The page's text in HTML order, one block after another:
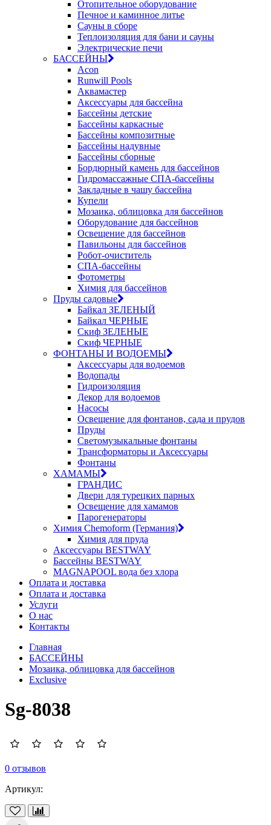
Отопительное оборудование
Печное и каминное литье
Сауны в сборе
Теплоизоляция для бани и сауны
Электрические печи
БАССЕЙНЫ
Acon
Runwill Pools
Аквамастер
Аксессуары для бассейна
Бассейны детские
Бассейны каркасные
Бассейны композитные
Бассейны надувные
Бассейны сборные
Бордюрный камень для бассейнов
Гидромассажные СПА-бассейны
Закладные в чашу бассейна
Купели
Мозаика, облицовка для бассейнов
Оборудование для бассейнов
Освещение для бассейнов
Павильоны для бассейнов
Робот-очиститель
СПА-бассейны
Фотометры
Химия для бассейнов
Пруды садовые
Байкал ЗЕЛЕНЫЙ
Байкал ЧЕРНЫЕ
Скиф ЗЕЛЕНЫЕ
Скиф ЧЕРНЫЕ
ФОНТАНЫ И ВОДОЕМЫ
Аксессуары для водоемов
Водопады
Гидроизоляция
Декор для водоемов
Насосы
Освещение для фонтанов, сада и прудов
Пруды
Светомузыкальные фонтаны
Трансформаторы и Аксессуары
Фонтаны
ХАМАМЫ
ГРАНДИС
Двери для турецких парных
Освещение для хамамов
Парогенераторы
Химия Chemoform (Германия)
Химия для пруда
Аксессуары BESTWAY
Бассейны BESTWAY
MAGNAPOOL вода без хлора
Оплата и доставка
Оплата и доставка
Услуги
О нас
Контакты
Главная
БАССЕЙНЫ
Мозаика, облицовка для бассейнов
Exclusive
Sg-8038
0 отзывов
Артикул: